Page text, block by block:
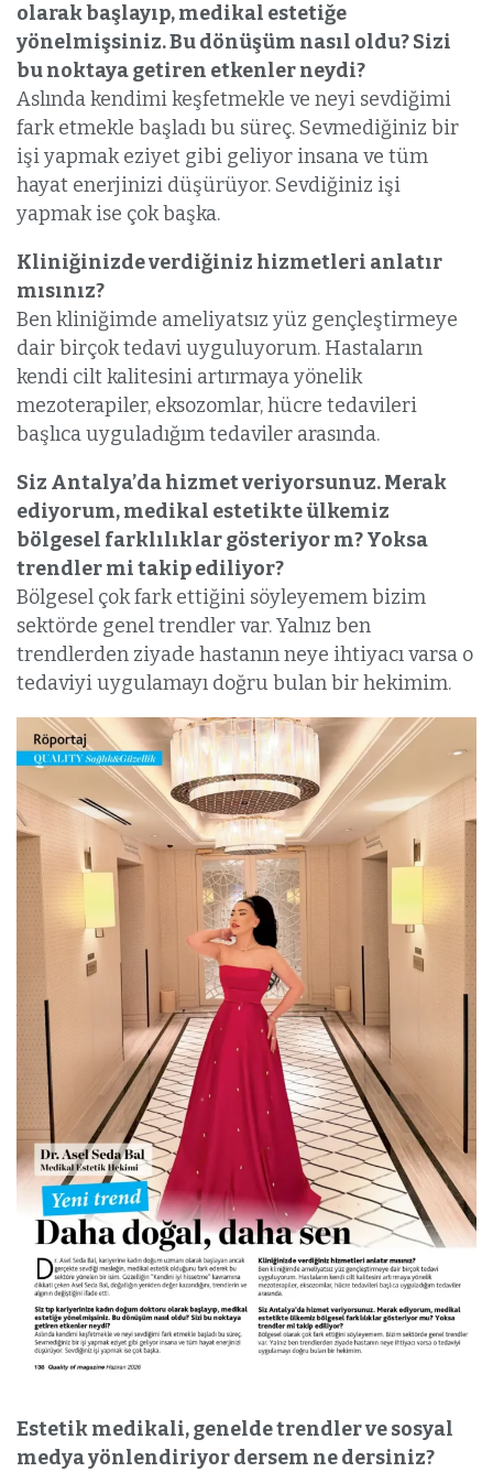
olarak başlayıp, medikal estetiğe
yönelmişsiniz. Bu dönüşüm nasıl oldu? Sizi
bu noktaya getiren etkenler neydi?
Aslında kendimi keşfetmekle ve neyi sevdiğimi
fark etmekle başladı bu süreç. Sevmediğiniz bir
işi yapmak eziyet gibi geliyor insana ve tüm
hayat enerjinizi düşürüyor. Sevdiğiniz işi
yapmak ise çok başka.
Kliniğinizde verdiğiniz hizmetleri anlatır
mısınız?
Ben kliniğimde ameliyatsız yüz gençleştirmeye
dair birçok tedavi uyguluyorum. Hastaların
kendi cilt kalitesini artırmaya yönelik
mezoterapiler, eksozomlar, hücre tedavileri
başlıca uyguladığım tedaviler arasında.
Siz Antalya’da hizmet veriyorsunuz. Merak
ediyorum, medikal estetikte ülkemiz
bölgesel farklılıklar gösteriyor m? Yoksa
trendler mi takip ediliyor?
Bölgesel çok fark ettiğini söyleyemem bizim
sektörde genel trendler var. Yalnız ben
trendlerden ziyade hastanın neye ihtiyacı varsa o
tedaviyi uygulamayı doğru bulan bir hekimim.
Estetik medikali, genelde trendler ve sosyal
medya yönlendiriyor dersem ne dersiniz?